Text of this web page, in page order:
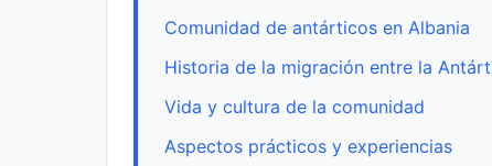
Comunidad de antárticos en Albania
Historia de la migración entre la
Vida y cultura de la comunidad
Aspectos prácticos y experiencias